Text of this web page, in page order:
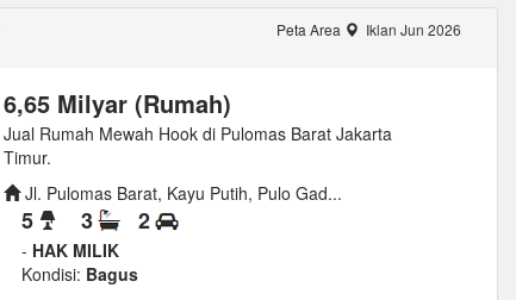
Peta Area Iklan Jun 2026
6,65 Milyar (Rumah)
Jual Rumah Mewah Hook di Pulomas Barat Jakarta
Timur.
Jl. Pulomas Barat, Kayu Putih, Pulo Gad...
5 3 2
- HAK MILIK
Kondisi: Bagus